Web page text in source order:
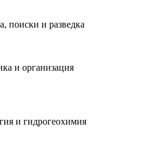
поиски и разведка
и организация
и гидрогеохимия